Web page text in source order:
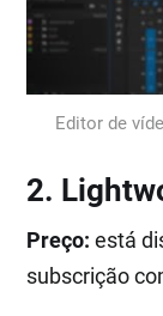
Editor de
2.
Preço: está
subscrição